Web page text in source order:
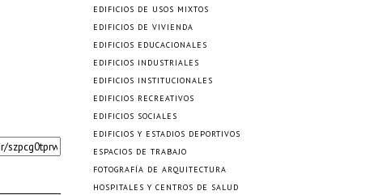
EDIFICIOS DE USOS MIXTOS
EDIFICIOS DE VIVIENDA
EDIFICIOS EDUCACIONALES
EDIFICIOS INDUSTRIALES
EDIFICIOS INSTITUCIONALES
EDIFICIOS RECREATIVOS
EDIFICIOS SOCIALES
EDIFICIOS Y ESTADIOS DEPORTIVOS
ESPACIOS DE TRABAJO
FOTOGRAFÍA DE ARQUITECTURA
HOSPITALES Y CENTROS DE SALUD